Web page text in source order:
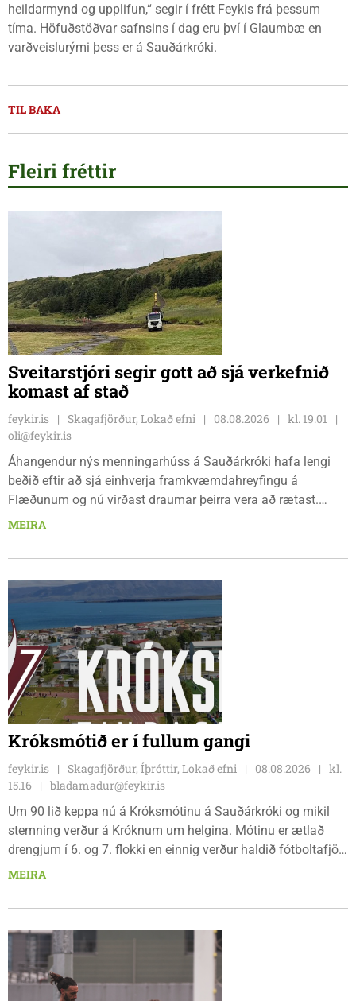
heildarmynd og upplifun,“ segir í frétt Feykis frá þessum
tíma. Höfuðstöðvar safnsins í dag eru því í Glaumbæ en
varðveislurými þess er á Sauðárkróki.
TIL BAKA
Fleiri fréttir
Sveitarstjóri segir gott að sjá verkefnið
komast af stað
feykir.is Skagafjörður, Lokað efni 08.08.2026
kl. 19.01
oli@feykir.is
Áhangendur nýs menningarhúss á Sauðárkróki hafa lengi
beðið eftir að sjá einhverja framkvæmdahreyfingu á
Flæðunum og nú virðast draumar þeirra vera að rætast.
Þórður Hansen mætti með tæki og tól og hóf
og sagði Magnús Barðdal sveitarstjóri það vera virkilega
þegar Feykir spurði hann út í málið.
MEIRA
Króksmótið er í fullum gangi
feykir.is Skagafjörður, Íþróttir, Lokað efni 08.08.2026
kl.
15.16
bladamadur@feykir.is
Um 90 lið keppa nú á Króksmótinu á Sauðárkróki og mikil
stemning verður á Króknum um helgina. Mótinu er ætlað
drengjum í 6. og 7. flokki en einnig verður haldið fótboltafjör
fyrir yngri systkini. Mótið hófst í gær, föstudaginn 7. ágúst
MEIRA